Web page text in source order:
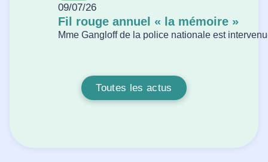
09/07/26
Fil rouge annuel « la mémoire »
Mme Gangloff de la police nationale est
Toutes les actus